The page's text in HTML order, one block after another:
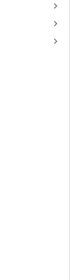
keyboard_arrow_right
keyboard_arrow_right
keyboard_arrow_right